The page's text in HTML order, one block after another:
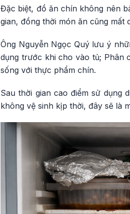
Đặc biệt, đồ ăn chín không nên
gian, đồng thời món ăn cũng mất
Ông Nguyễn Ngọc Quý lưu ý
dụng trước khi cho vào tủ; Phân
sống với thực phẩm chín.
Sau thời gian cao điểm sử dụng
không vệ sinh kịp thời, đây sẽ là